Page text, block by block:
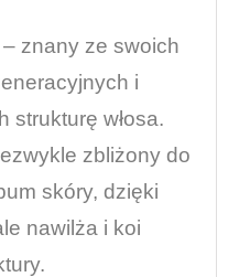
znany ze swoich
i
strukturę włosa.
zbliżony do
skóry, dzięki
nawilża i koi